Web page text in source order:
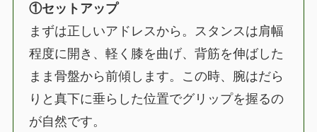
①セットアップ
まずは正しいアドレスから。スタンスは肩幅
程度に開き、軽く膝を曲げ、背筋を伸ばした
まま骨盤から前傾します。この時、腕はだら
りと真下に垂らした位置でグリップを握るの
が自然です。